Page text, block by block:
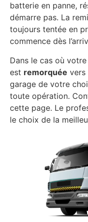
batterie en panne,
démarre pas. La
toujours tentée en
commence dès
Dans le cas où
est remorquée vers
garage de votre
toute opération.
cette page. Le
le choix de la